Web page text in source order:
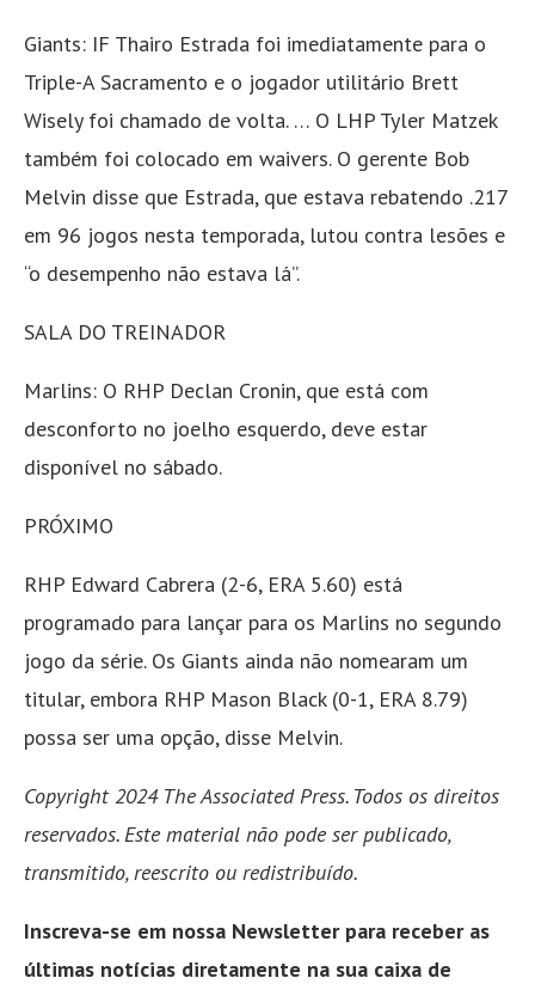
Giants: IF Thairo Estrada foi imediatamente para o
Triple-A Sacramento e o jogador utilitário Brett
Wisely foi chamado de volta. … O LHP Tyler Matzek
também foi colocado em waivers. O gerente Bob
Melvin disse que Estrada, que estava rebatendo .217
em 96 jogos nesta temporada, lutou contra lesões e
“o desempenho não estava lá”.
SALA DO TREINADOR
Marlins: O RHP Declan Cronin, que está com
desconforto no joelho esquerdo, deve estar
disponível no sábado.
PRÓXIMO
RHP Edward Cabrera (2-6, ERA 5.60) está
programado para lançar para os Marlins no segundo
jogo da série. Os Giants ainda não nomearam um
titular, embora RHP Mason Black (0-1, ERA 8.79)
possa ser uma opção, disse Melvin.
Copyright 2024 The Associated Press. Todos os direitos
reservados. Este material não pode ser publicado,
transmitido, reescrito ou redistribuído.
Inscreva-se em nossa Newsletter para receber as
últimas notícias diretamente na sua caixa de